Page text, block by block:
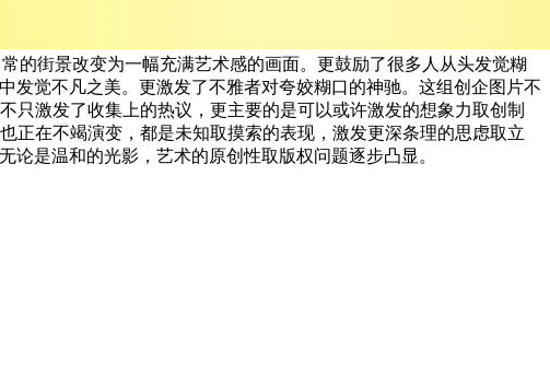
的街景改变为一幅充满艺术感的画面。更鼓励了很多人从头发觉糊
发觉不凡之美。更激发了不雅者对夸姣糊口的神驰。这组创企图片不
激发了收集上的热议，更主要的是可以或许激发的想象力取创制
正在不竭演变，都是未知取摸索的表现，激发更深条理的思虑取立
是温和的光影，艺术的原创性取版权问题逐步凸显。